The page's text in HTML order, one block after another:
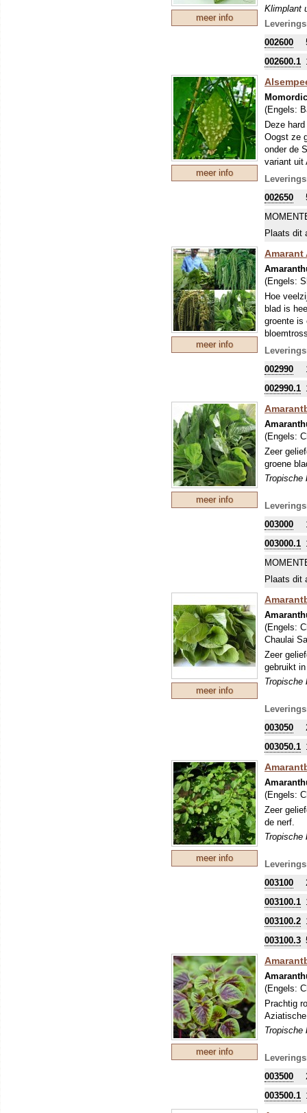
meer info
Klimplant
bekend in
002600
002600.1
meer info
(Engels:
Deze
Oogst ze
onder de
variant uit
enkele
de rode
002650
Plaats dit
meer info
Amarant
(Engels:
Hoe
blad is
groente is
zaden
van de
002990
002990.1
meer info
(Engels:
Zeer
groene
Tropische
003000
003000.1
Plaats dit
meer info
(Engels:
Chaulai
Zeer
gebruikt
Tropische
003050
003050.1
meer info
(Engels:
Zeer
de nerf.
Tropische
003100
003100.1
003100.2
003100.3
meer info
(Engels:
Prachtig
Tropische
003500
003500.1